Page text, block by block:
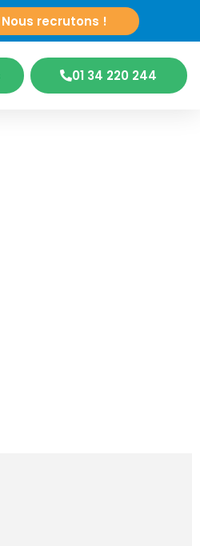
Nous recrutons !
01 34 220 244